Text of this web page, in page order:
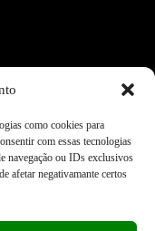
como cookies para
com essas tecnologias
navegação ou IDs exclusivos
afetar negativamante certos